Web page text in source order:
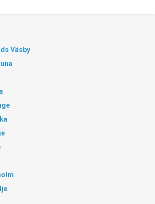
Väsby